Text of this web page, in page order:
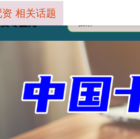
相关话题